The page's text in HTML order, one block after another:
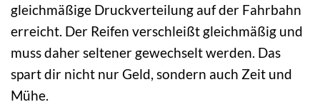
gleichmäßige Druckverteilung auf der Fahrbahn
erreicht. Der Reifen verschleißt gleichmäßig und
muss daher seltener gewechselt werden. Das
spart dir nicht nur Geld, sondern auch Zeit und
Mühe.